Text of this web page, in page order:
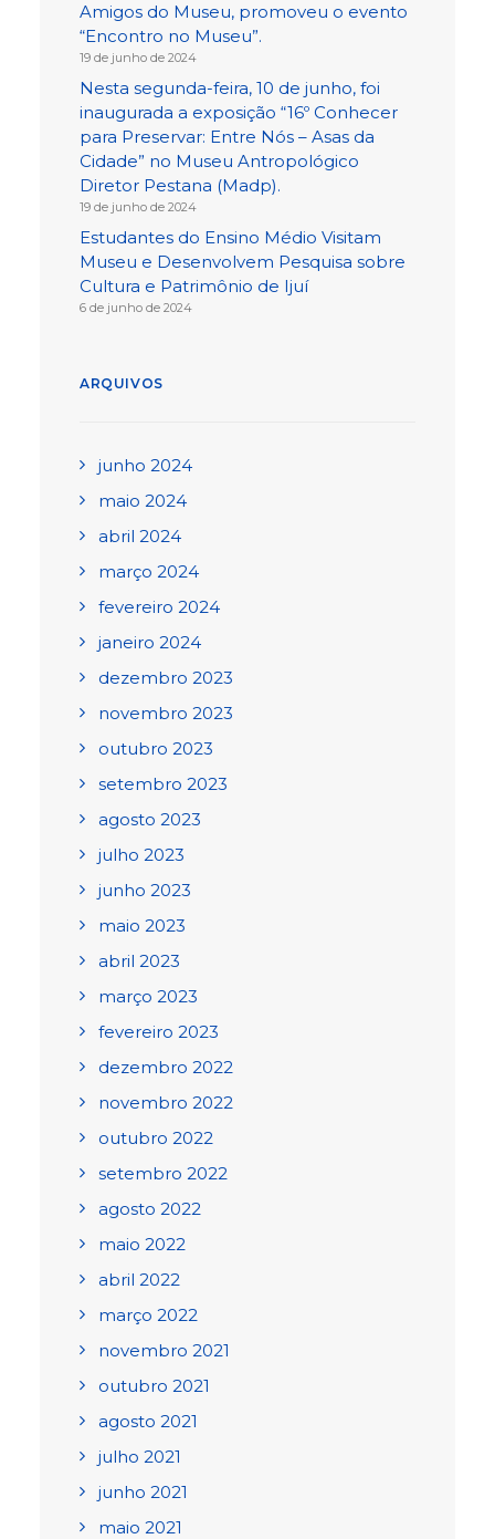
Amigos do Museu, promoveu o evento
“Encontro no Museu”.
19 de junho de 2024
Nesta segunda-feira, 10 de junho, foi
inaugurada a exposição “16º Conhecer
para Preservar: Entre Nós – Asas da
Cidade” no Museu Antropológico
Diretor Pestana (Madp).
19 de junho de 2024
Estudantes do Ensino Médio Visitam
Museu e Desenvolvem Pesquisa sobre
Cultura e Patrimônio de Ijuí
6 de junho de 2024
ARQUIVOS
junho 2024
maio 2024
abril 2024
março 2024
fevereiro 2024
janeiro 2024
dezembro 2023
novembro 2023
outubro 2023
setembro 2023
agosto 2023
julho 2023
junho 2023
maio 2023
abril 2023
março 2023
fevereiro 2023
dezembro 2022
novembro 2022
outubro 2022
setembro 2022
agosto 2022
maio 2022
abril 2022
março 2022
novembro 2021
outubro 2021
agosto 2021
julho 2021
junho 2021
maio 2021